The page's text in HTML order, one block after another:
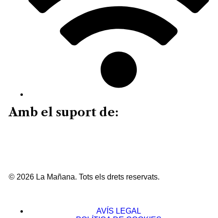
Amb el suport de:
© 2026 La Mañana. Tots els drets reservats.
AVÍS LEGAL